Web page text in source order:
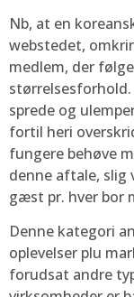
Nb, at en
webstedet,
medlem, der
sprede og
fortil heri
fungere behøve
denne aftale, slig
gæst pr. hver bor
Denne kategori
oplevelser plu
forudsat andre